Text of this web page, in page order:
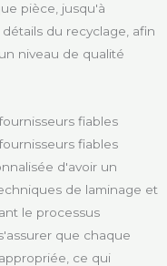
pièce, jusqu'à
du recyclage, afin
niveau de qualité
fiables
fiables
d'avoir un
de laminage et
le processus
que chaque
ce qui